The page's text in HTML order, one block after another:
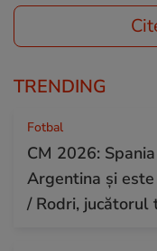
TRENDING
Fotbal
CM 2026:
Argentina și
/ Rodri, jucătorul